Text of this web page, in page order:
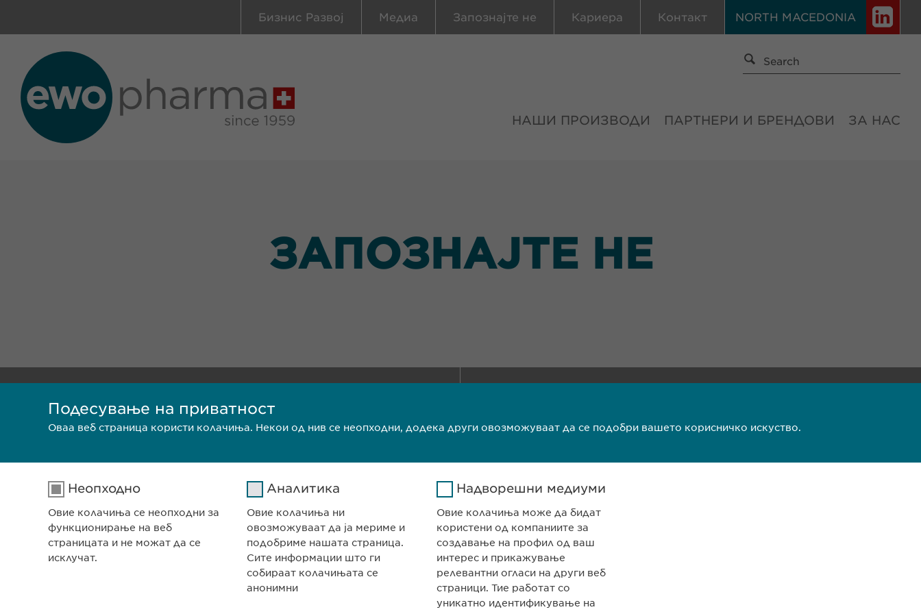
NORTH MACEDONIA
Бизнис Развој Медиа Запознајте не Кариера Контакт
НАШИ ПРОИЗВОДИ ПАРТНЕРИ И БРЕНДОВИ ЗА НАС
ЗАПОЗНАЈТЕ НЕ
Евофарма АГ Претставништво Скопје
Антон Попов 1-2/3
Факс: +389 (0)2 520 20 99
Заштита на лични податоци Политика на колачиња Импресум Правни напомени
Подесување на приватност
Оваа веб страница користи колачиња. Некои од нив се неопходни, додека други овозможуваат да се подобри вашето корисничко искуство.
Неопходно
Овие колачиња се неопходни за
функционирање на веб
страницата и не можат да се
исклучат.
Аналитика
Овие колачиња ни
овозможуваат да ја мериме и
подобриме нашата страница.
Сите информации што ги
собираат колачињата се
анонимни
Надворешни медиуми
Овие колачиња може да бидат
користени од компаниите за
создавање на профил од ваш
интерес и прикажување
релевантни огласи на други веб
страници. Тие работат со
уникатно идентификување на